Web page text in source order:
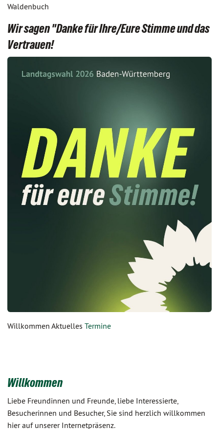
Waldenbuch
Wir sagen "Danke für Ihre/Eure Stimme und das
Vertrauen!
Willkommen Aktuelles Termine
Willkommen
Liebe Freundinnen und Freunde, liebe Interessierte,
Besucherinnen und Besucher, Sie sind herzlich willkommen
hier auf unserer Internetpräsenz.